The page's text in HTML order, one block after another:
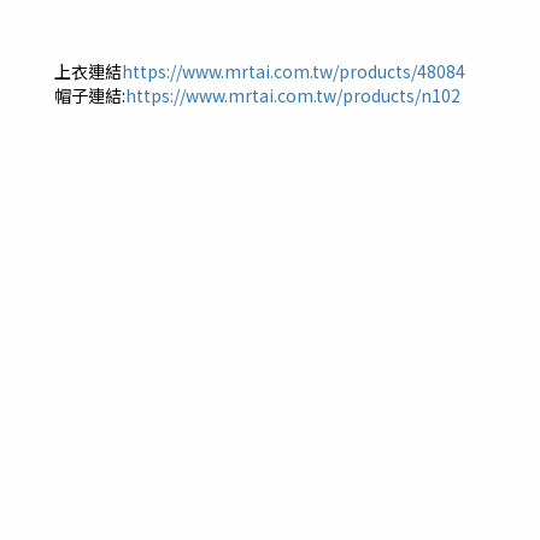
上衣連結https://www.mrtai.com.tw/products/48084
帽子連結:https://www.mrtai.com.tw/products/n102